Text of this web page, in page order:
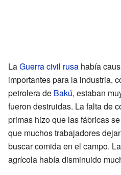
LaGuerra civil rusa había
importantes para la industria,
petrolera de Bakú, estaban
fueron destruidas. La falta de
primas hizo que las fábricas
que muchos trabajadores
buscar comida en el campo.
agrícola había disminuido